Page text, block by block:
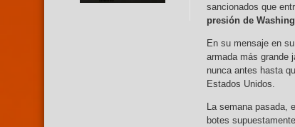
sancionados que
presión de
En su mensaje en
armada más grande
nunca antes hasta
Estados Unidos.
La semana pasada,
botes